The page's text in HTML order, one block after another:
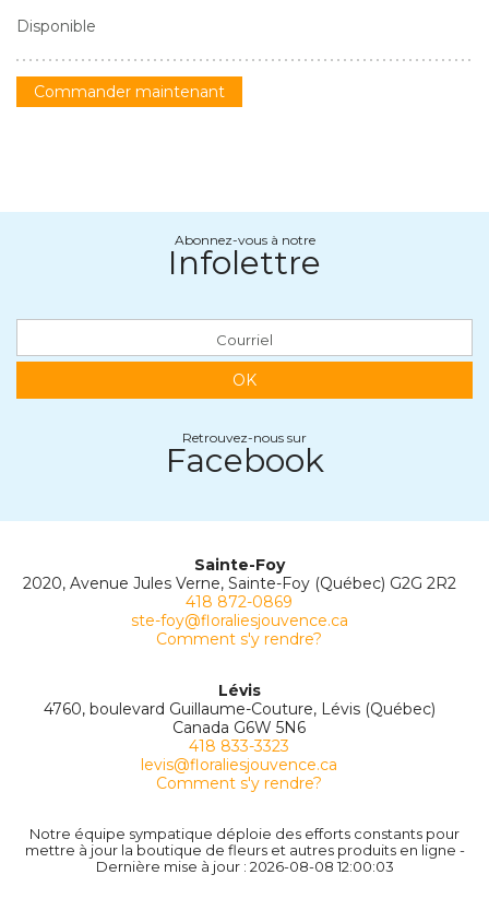
Disponible
Commander maintenant
Abonnez-vous à notre
Infolettre
OK
Retrouvez-nous sur
Facebook
Sainte-Foy
2020, Avenue Jules Verne, Sainte-Foy (Québec) G2G 2R2
418 872-0869
ste-foy@floraliesjouvence.ca
Comment s'y rendre?
Lévis
4760, boulevard Guillaume-Couture, Lévis (Québec)
Canada G6W 5N6
418 833-3323
levis@floraliesjouvence.ca
Comment s'y rendre?
Notre équipe sympatique déploie des efforts constants pour
mettre à jour la boutique de fleurs et autres produits en ligne -
Dernière mise à jour : 2026-08-08 12:00:03